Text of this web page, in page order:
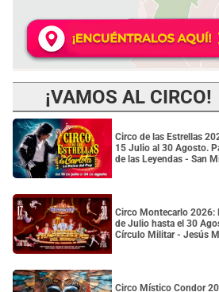
¡VAMOS AL CIRCO!
Circo de las Estrellas
15 Julio al 30 Agosto.
de las Leyendas - San
Circo Montecarlo 2026:
de Julio hasta el 30
Círculo Militar - Jesús
Circo Místico Condor